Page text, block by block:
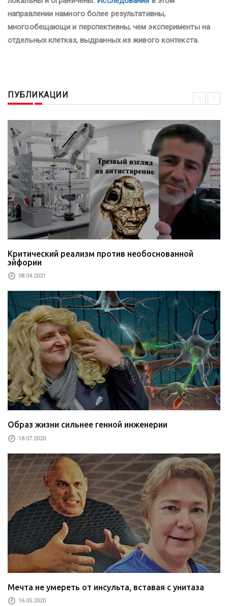
направлении намного более результативны,
многообещающи и перспективны, чем эксперименты на
отдельных клетках, выдранных из живого контекста.
ПУБЛИКАЦИИ
Критический реализм против необоснованной
эйфории
08.04.2021
Образ жизни сильнее генной инженерии
18.07.2020
Мечта не умереть от инсульта, вставая с унитаза
16.05.2020